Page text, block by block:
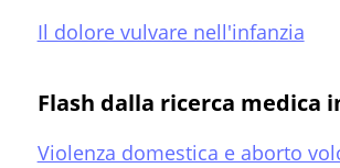
Il dolore vulvare nell'infanzia
Flash dalla ricerca medica
Violenza domestica e aborto